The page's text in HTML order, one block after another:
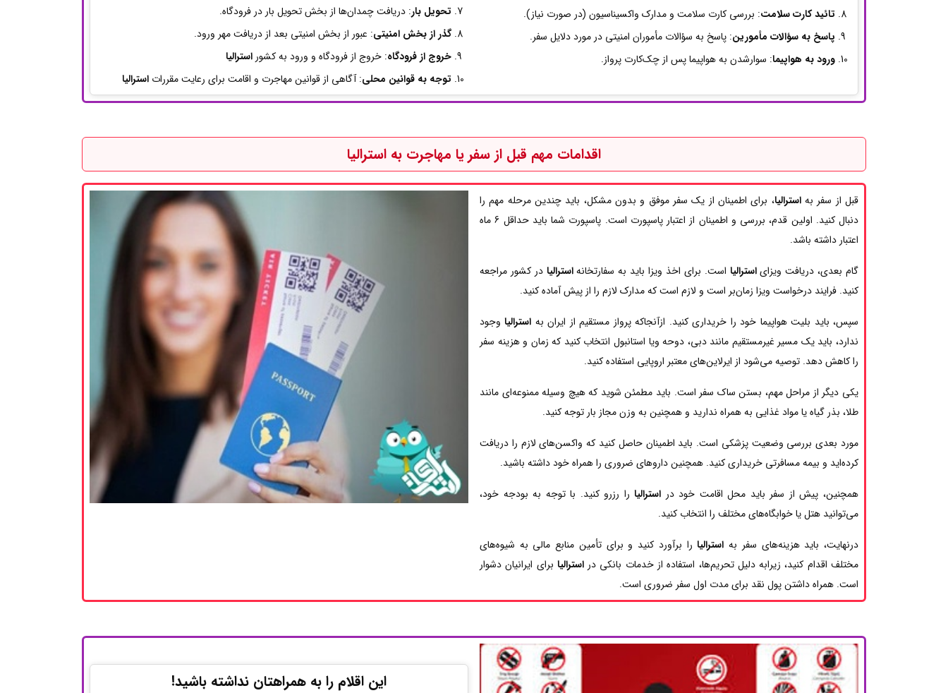
تائید کارت سلامت: بررسی کارت سلامت و مدارک واکسیناسیون (در صورت نیاز).
پاسخ به سؤالات مأمورین: پاسخ به سؤالات مأموران امنیتی در مورد دلایل سفر.
ورود به هواپیما: سوارشدن به هواپیما پس از چک‌کارت پرواز.
تحویل بار: دریافت چمدان‌ها از بخش تحویل بار در فرودگاه.
گذر از بخش امنیتی: عبور از بخش امنیتی بعد از دریافت مهر ورود.
خروج از فرودگاه: خروج از فرودگاه و ورود به کشور استرالیا
توجه به قوانین محلی: آگاهی از قوانین مهاجرت و اقامت برای رعایت مقررات استرالیا
اقدامات مهم قبل از سفر یا مهاجرت به استرالیا
قبل از سفر بهاسترالیا، برای اطمینان از یک سفر موفق و بدون مشکل، باید چندین مرحله مهم را
دنبال کنید. اولین قدم، بررسی و اطمینان از اعتبار پاسپورت است. پاسپورت شما باید حداقل 6 ماه
اعتبار داشته باشد.
گام بعدی، دریافت ویزایاسترالیا است. برای اخذ ویزا باید به سفارتخانه‌استرالیا در کشور مراجعه
کنید. فرایند درخواست ویزا زمان‌بر است و لازم است که مدارک لازم را از پیش آماده کنید.
سپس، باید بلیت هواپیما خود را خریداری کنید. ازآنجاکه پرواز مستقیم از ایران به استرالیا وجود
ندارد، باید یک مسیر غیرمستقیم مانند دبی، دوحه ویا استانبول انتخاب کنید که زمان و هزینه سفر
را کاهش دهد. توصیه می‌شود از ایرلاین‌های معتبر اروپایی استفاده کنید.
یکی دیگر از مراحل مهم، بستن ساک سفر است. باید مطمئن شوید که هیچ وسیله ممنوعه‌ای مانند
طلا، بذر گیاه یا مواد غذایی به همراه ندارید و همچنین به وزن مجاز بار توجه کنید.
مورد بعدی بررسی وضعیت پزشکی است. باید اطمینان حاصل کنید که واکسن‌های لازم را دریافت
کرده‌اید و بیمه مسافرتی خریداری کنید. همچنین داروهای ضروری را همراه خود داشته باشید.
همچنین، پیش از سفر باید محل اقامت خود در استرالیارا رزرو کنید. با توجه به بودجه خود،
می‌توانید هتل یا خوابگاه‌های مختلف را انتخاب کنید.
درنهایت، باید هزینه‌های سفر به استرالیا را برآورد کنید و برای تأمین منابع مالی به شیوه‌های
مختلف اقدام کنید، زیرابه دلیل تحریم‌ها، استفاده از خدمات بانکی دراسترالیا برای ایرانیان دشوار
است. همراه داشتن پول نقد برای مدت اول سفر ضروری است.
این اقلام را به همراهتان نداشته باشید!